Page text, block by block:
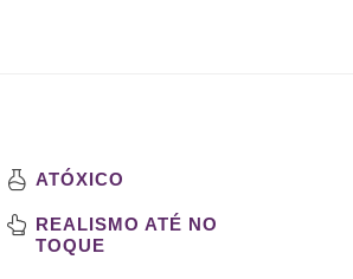
ATÓXICO
REALISMO ATÉ NO
TOQUE